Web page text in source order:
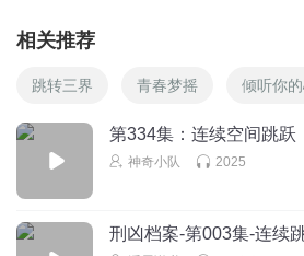
相关推荐
跳转三界 青春梦摇 倾听你
第334集：连续空间跳跃
神奇小队 2025
刑凶档案-第003集-连续